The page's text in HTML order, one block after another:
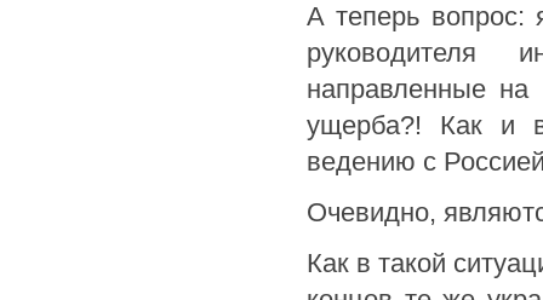
А теперь вопрос:
руководителя
направленные на
ущерба?! Как и
ведению с
Очевидно,
Как в такой